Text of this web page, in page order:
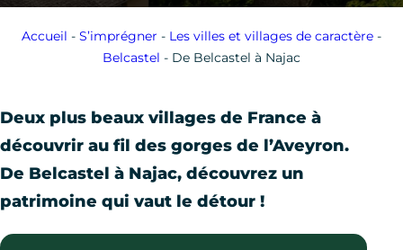
Accueil - S’imprégner - Les villes et villages de caractère -
Belcastel - De Belcastel à Najac
Deux plus beaux villages de France à
découvrir au fil des gorges de l’Aveyron.
De Belcastel à Najac, découvrez un
patrimoine qui vaut le détour !